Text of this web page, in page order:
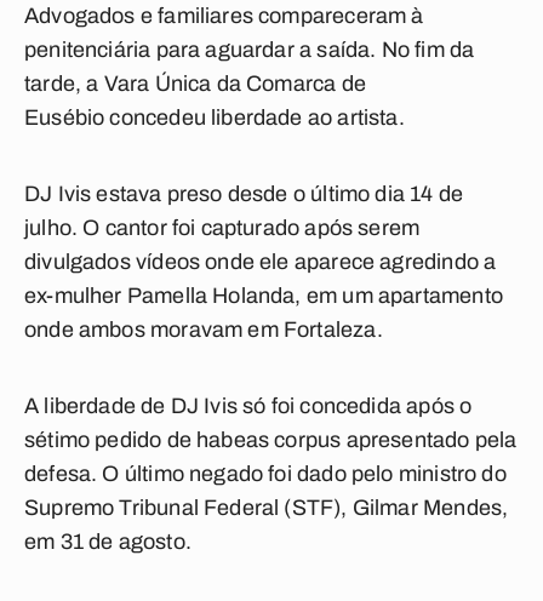
Advogados e familiares compareceram à
penitenciária para aguardar a saída. No fim da
tarde, a Vara Única da Comarca de
Eusébio concedeu liberdade ao artista.
DJ Ivis estava preso desde o último dia 14 de
julho. O cantor foi capturado após serem
divulgados vídeos onde ele aparece agredindo a
ex-mulher Pamella Holanda, em um apartamento
onde ambos moravam em Fortaleza.
A liberdade de DJ Ivis só foi concedida após o
sétimo pedido de habeas corpus apresentado pela
defesa. O último negado foi dado pelo ministro do
Supremo Tribunal Federal (STF), Gilmar Mendes,
em 31 de agosto.